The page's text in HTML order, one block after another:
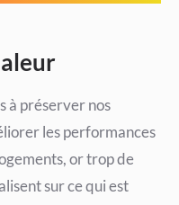
à préserver nos
les performances
or trop de
sur ce qui est